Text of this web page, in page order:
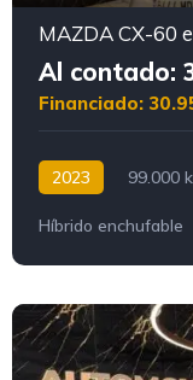
MAZDA CX-60
Al contado:
Financiado:
2023 99.000
Híbrido enchufable